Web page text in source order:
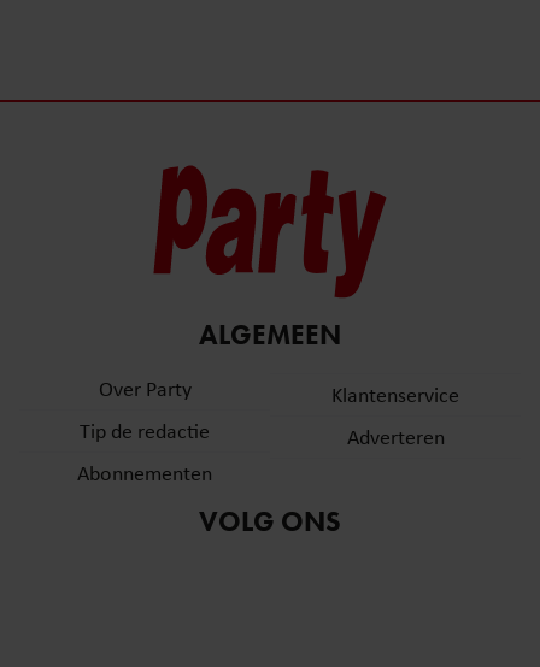
ALGEMEEN
Over Party
Tip de redactie
Abonnementen
Klantenservice
Adverteren
VOLG ONS